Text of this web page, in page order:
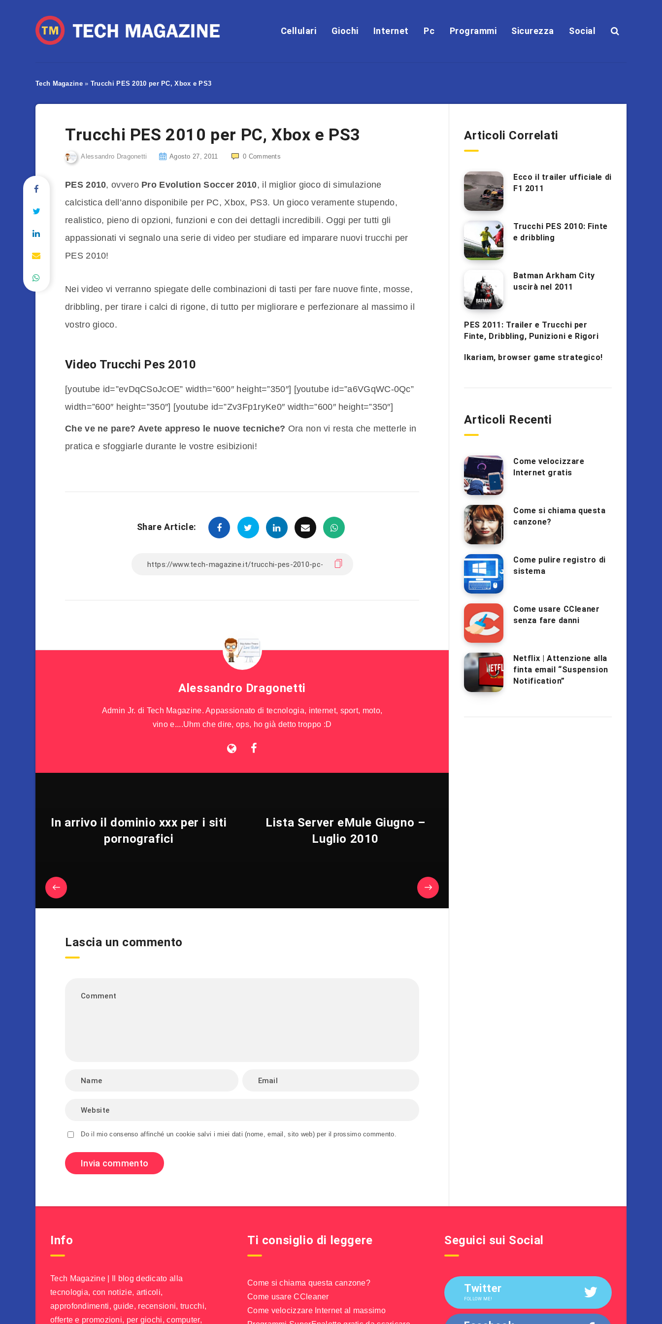
Cellulari Giochi Internet Pc Programmi Sicurezza Social
Tech Magazine» Trucchi PES 2010 per PC, Xbox e PS3
Trucchi PES 2010 per PC, Xbox e PS3
Alessandro Dragonetti Agosto 27, 2011 0 Comments
PES 2010, ovvero Pro Evolution Soccer 2010, il miglior gioco di simulazione
calcistica dell’anno disponibile per PC, Xbox, PS3. Un gioco veramente stupendo,
realistico, pieno di opzioni, funzioni e con dei dettagli incredibili. Oggi per tutti gli
appassionati vi segnalo una serie di video per studiare ed imparare nuovi trucchi per
PES 2010!
Nei video vi verranno spiegate delle combinazioni di tasti per fare nuove finte, mosse,
dribbling, per tirare i calci di rigone, di tutto per migliorare e perfezionare al massimo il
vostro gioco.
Video Trucchi Pes 2010
[youtube id=”evDqCSoJcOE” width=”600″ height=”350″] [youtube id=”a6VGqWC-0Qc”
width=”600″ height=”350″] [youtube id=”Zv3Fp1ryKe0″ width=”600″ height=”350″]
Che ve ne pare? Avete appreso le nuove tecniche? Ora non vi resta che metterle in
pratica e sfoggiarle durante le vostre esibizioni!
Share Article:
Alessandro Dragonetti
Admin Jr. di Tech Magazine. Appassionato di tecnologia, internet, sport, moto,
vino e....Uhm che dire, ops, ho già detto troppo :D
In arrivo il dominio xxx per i siti
pornografici
Lista Server eMule Giugno –
Luglio 2010
Lascia un commento
Do il mio consenso affinché un cookie salvi i miei dati (nome, email, sito web) per il prossimo commento.
Articoli Correlati
Ecco il trailer ufficiale di
F1 2011
Trucchi PES 2010: Finte
e dribbling
Batman Arkham City
uscirà nel 2011
PES 2011: Trailer e Trucchi per
Finte, Dribbling, Punizioni e Rigori
Ikariam, browser game strategico!
Articoli Recenti
Come velocizzare
Internet gratis
Come si chiama questa
canzone?
Come pulire registro di
sistema
Come usare CCleaner
senza fare danni
Netflix | Attenzione alla
finta email “Suspension
Notification”
Info
Tech Magazine | Il blog dedicato alla
tecnologia, con notizie, articoli,
approfondimenti, guide, recensioni, trucchi,
offerte e promozioni, per giochi, computer,
Ti consiglio di leggere
Come si chiama questa canzone?
Come usare CCleaner
Come velocizzare Internet al massimo
Seguici sui Social
Twitter
FOLLOW ME!